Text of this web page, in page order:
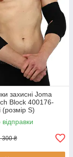
захисні Joma
Block 400176-
(розмір S)
300 ₴